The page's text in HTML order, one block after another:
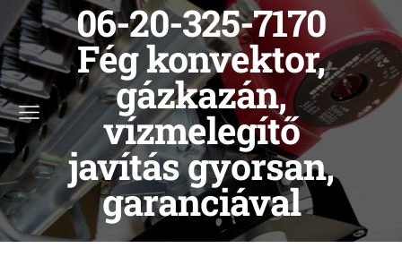
06-20-325-7170
Fég konvektor,
gázkazán,
vízmelegítő
javítás gyorsan,
garanciával